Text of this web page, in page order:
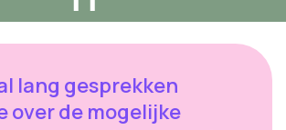
lang gesprekken
over de mogelijke